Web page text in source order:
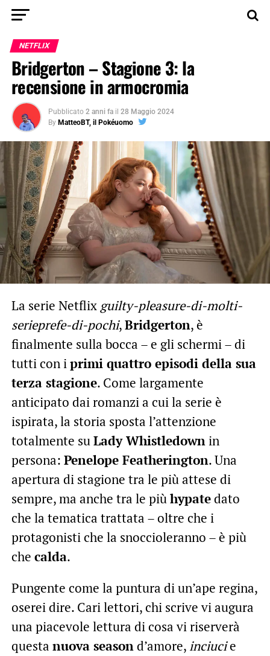
NETFLIX
Bridgerton – Stagione 3: la
recensione in armocromia
Pubblicato 2 anni fa il 28 Maggio 2024
By MatteoBT, il Pokéuomo
La serie Netflix guilty-pleasure-di-molti-
serieprefe-di-pochi,Bridgerton, è
finalmente sulla bocca – e gli schermi – di
tutti con iprimi quattro episodi della sua
terza stagione. Come largamente
anticipato dai romanzi a cui la serie è
ispirata, la storia sposta l’attenzione
totalmente suLady Whistledownin
persona: Penelope Featherington. Una
apertura di stagione tra le più attese di
sempre, ma anche tra le piùhypatedato
che la tematica trattata – oltre che i
protagonisti che la snoccioleranno – è più
che calda.
Pungente come la puntura di un’ape regina,
oserei dire. Cari lettori, chi scrive vi augura
una piacevole lettura di cosa vi riserverà
questa nuova seasond’amore, inciucie